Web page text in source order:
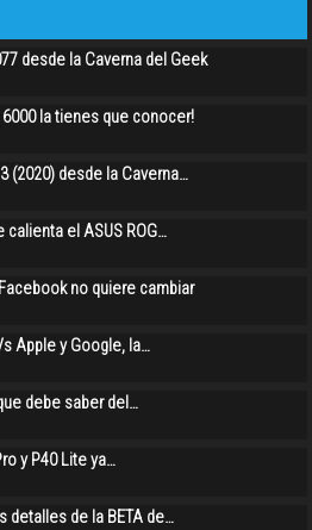
desde la Caverna del Geek
la tienes que conocer!
(2020) desde la Caverna…
calienta el ASUS ROG…
no quiere cambiar
Apple y Google, la…
debe saber del…
y P40 Lite ya…
detalles de la BETA de…